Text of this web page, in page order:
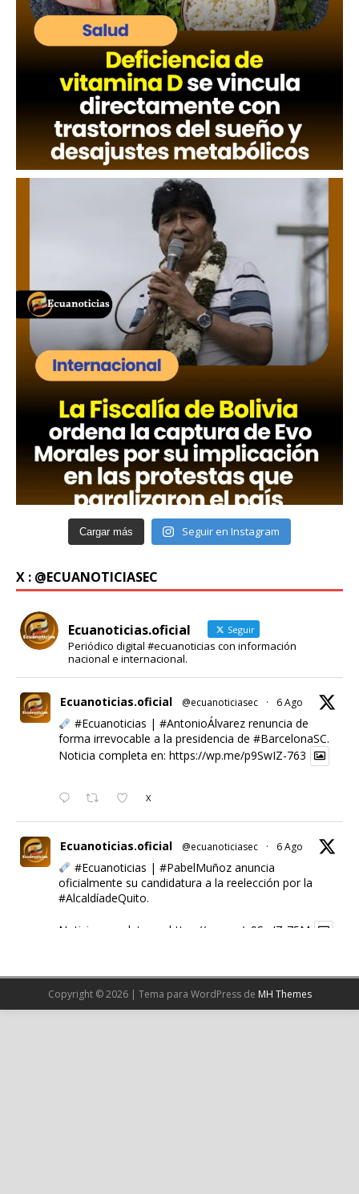
Cargar más Seguir en Instagram
X : @ECUANOTICIASEC
Ecuanoticias.oficial Seguir
Periódico digital #ecuanoticias con información
nacional e internacional.
Ecuanoticias.oficial @ecuanoticiasec · 6 Ago
#Ecuanoticias | #AntonioÁlvarezrenuncia de
forma irrevocable a la presidencia de #BarcelonaSC.
Noticia completa en: https://wp.me/p9SwIZ-763
X
Ecuanoticias.oficial @ecuanoticiasec · 6 Ago
#Ecuanoticias | #PabelMuñozanuncia
oficialmente su candidatura a la reelección por la
#AlcaldíadeQuito.
Noticia completa en: https://wp.me/p9SwIZ-75M
Cargar más
Copyright © 2026 | Tema para WordPress de MH Themes